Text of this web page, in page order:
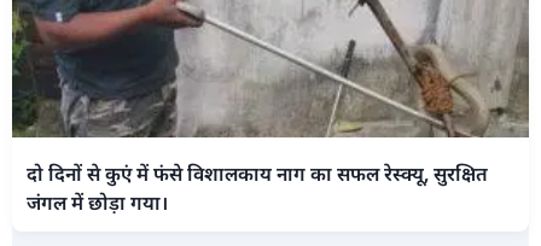
दो दिनों से कुएं में फंसे विशालकाय नाग का सफल रेस्क्यू, सुरक्षित
जंगल में छोड़ा गया।